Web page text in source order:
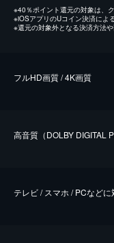
※40％ポイント還元の対象は、
※iOSアプリのUコイン決済によ
※還元の対象外となる決済方法
フルHD画質 / 4K画質
⾼⾳質（DOLBY DIGITAL
テレビ / スマホ / PCなどに